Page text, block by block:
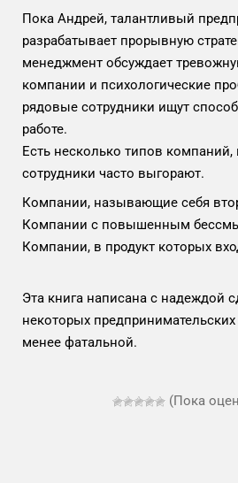
Пока Андрей, талантливый
разрабатывает прорывную
менеджмент обсуждает
компании и психологические
рядовые сотрудники ищут
работе.
Есть несколько типов компаний,
сотрудники часто выгорают.
Компании, называющие себя
Компании с повышенным
Компании, в продукт которых
Эта книга написана с надеждой
некоторых
менее фатальной.
(Пока